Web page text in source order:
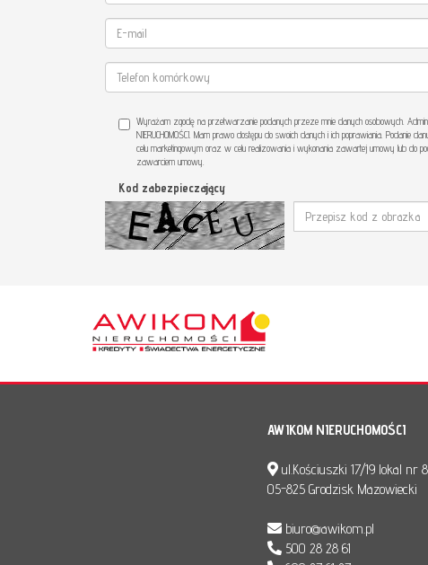
Wyrażam zgodę na przetwarzanie podanych przeze mnie danych osobowych.
NIERUCHOMOŚCI. Mam prawo dostępu do swoich danych i ich poprawiania. Podanie
celu marketingowym oraz w celu realizowania i wykonania zawartej umowy lub do
zawarciem umowy.
Kod zabezpieczający
AWIKOM NIERUCHOMOŚCI
ul.Kościuszki 17/19 lokal nr 8
05-825 Grodzisk Mazowiecki
biuro@awikom.pl
500 28 28 61